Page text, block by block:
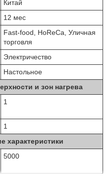
Китай
12 мес
Fast-food, HoReCa, Уличная
торговля
Электричество
Настольное
и зон нагрева
1
1
характеристики
5000